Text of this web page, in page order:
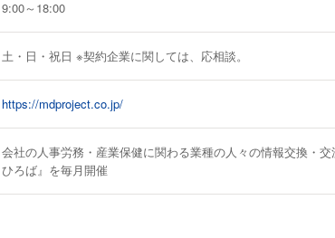
行い、その人に合ったソーシャルスキルトレーニングを提供す
9:00～18:00
土・日・祝日 ※契約企業に関しては、応相談。
https://mdproject.co.jp/
会社の人事労務・産業保健に関わる業種の人々の情報交換・
ひろば』を毎月開催